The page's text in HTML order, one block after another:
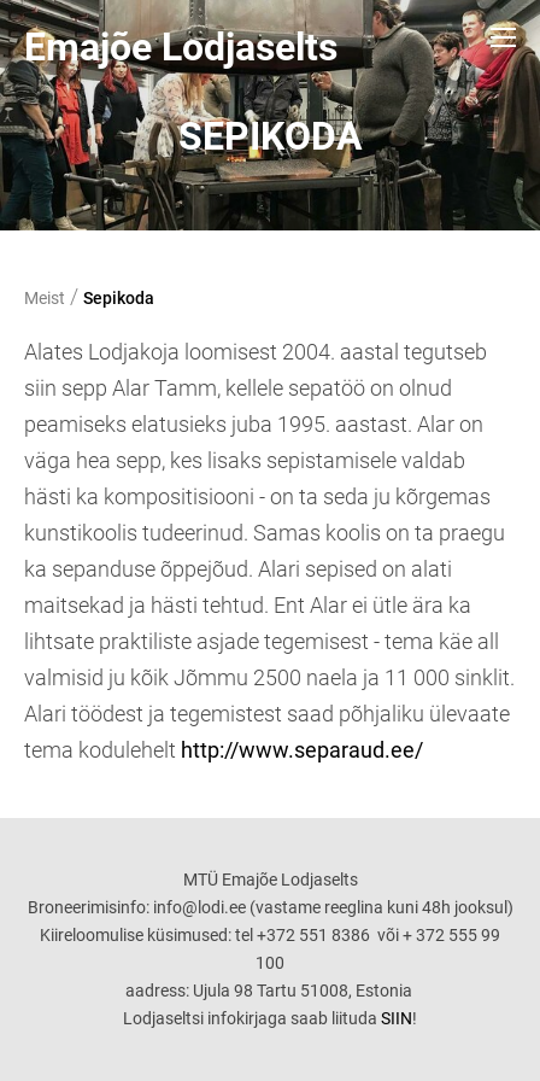
Emajõe Lodjaselts
SEPIKODA
Meist / Sepikoda
Alates Lodjakoja loomisest 2004. aastal tegutseb
siin sepp Alar Tamm, kellele sepatöö on olnud
peamiseks elatusieks juba 1995. aastast. Alar on
väga hea sepp, kes lisaks sepistamisele valdab
hästi ka kompositisiooni - on ta seda ju kõrgemas
kunstikoolis tudeerinud. Samas koolis on ta praegu
ka sepanduse õppejõud. Alari sepised on alati
maitsekad ja hästi tehtud. Ent Alar ei ütle ära ka
lihtsate praktiliste asjade tegemisest - tema käe all
valmisid ju kõik Jõmmu 2500 naela ja 11 000 sinklit.
Alari töödest ja tegemistest saad põhjaliku ülevaate
tema kodulehelt http://www.separaud.ee/
MTÜ Emajõe Lodjaselts
Broneerimisinfo: info@lodi.ee (vastame reeglina kuni 48h jooksul)
Kiireloomulise küsimused: tel +372 551 8386 või + 372 555 99
100
aadress: Ujula 98 Tartu 51008, Estonia
Lodjaseltsi infokirjaga saab liituda SIIN!